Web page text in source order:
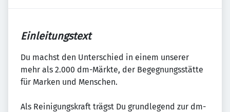
Einleitungstext
Du machst den Unterschied in einem unserer
mehr als 2.000 dm-Märkte, der Begegnungsstätte
für Marken und Menschen.
Als Reinigungskraft trägst Du grundlegend zur dm-